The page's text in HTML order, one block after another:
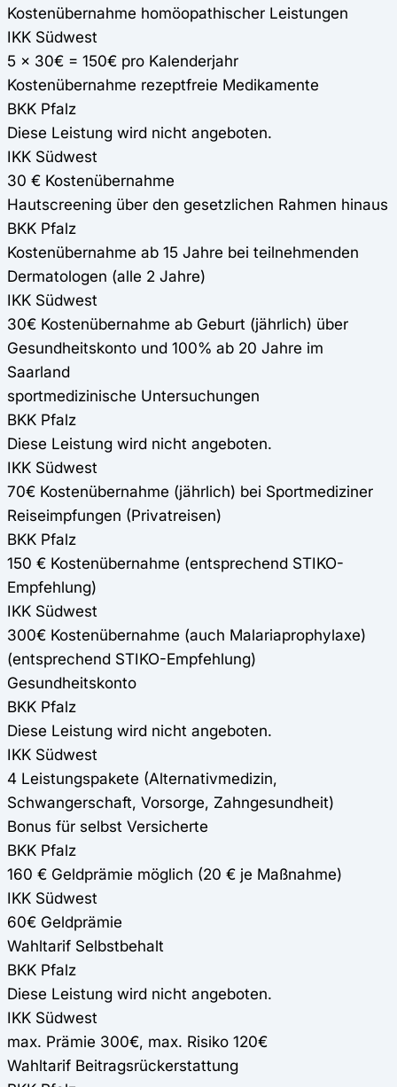
Kostenübernahme homöopathischer Leistungen
IKK Südwest
5 x 30€ = 150€ pro Kalenderjahr
Kostenübernahme rezeptfreie Medikamente
BKK Pfalz
Diese Leistung wird nicht angeboten.
IKK Südwest
30 € Kostenübernahme
Hautscreening über den gesetzlichen Rahmen hinaus
BKK Pfalz
Kostenübernahme ab 15 Jahre bei teilnehmenden
Dermatologen (alle 2 Jahre)
IKK Südwest
30€ Kostenübernahme ab Geburt (jährlich) über
Gesundheitskonto und 100% ab 20 Jahre im
Saarland
sportmedizinische Untersuchungen
BKK Pfalz
Diese Leistung wird nicht angeboten.
IKK Südwest
70€ Kostenübernahme (jährlich) bei Sportmediziner
Reiseimpfungen (Privatreisen)
BKK Pfalz
150 € Kostenübernahme (entsprechend STIKO-
Empfehlung)
IKK Südwest
300€ Kostenübernahme (auch Malariaprophylaxe)
(entsprechend STIKO-Empfehlung)
Gesundheitskonto
BKK Pfalz
Diese Leistung wird nicht angeboten.
IKK Südwest
4 Leistungspakete (Alternativmedizin,
Schwangerschaft, Vorsorge, Zahngesundheit)
Bonus für selbst Versicherte
BKK Pfalz
160 € Geldprämie möglich (20 € je Maßnahme)
IKK Südwest
60€ Geldprämie
Wahltarif Selbstbehalt
BKK Pfalz
Diese Leistung wird nicht angeboten.
IKK Südwest
max. Prämie 300€, max. Risiko 120€
Wahltarif Beitragsrückerstattung